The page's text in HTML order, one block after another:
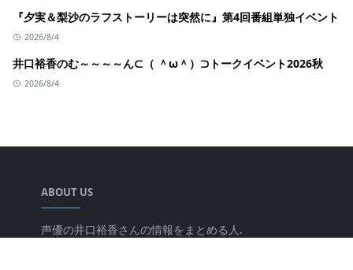
『夕実＆梨沙のラフストーリーは突然に』第4回番組単独イベント
2026/8/4
井口裕香のむ～～～～ん⊂（ ＾ω＾）⊃トークイベント2026秋
2026/8/4
ABOUT US
声優の井口裕香さんの情報をまとめる人.